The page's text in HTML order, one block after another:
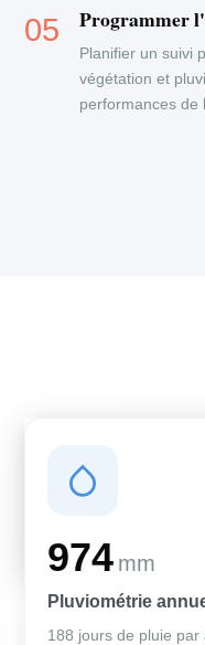
Programmer
Planifier un suivi
végétation et
performances de
Des conditions qui
974 mm
Pluviométrie
188 jours de pluie par